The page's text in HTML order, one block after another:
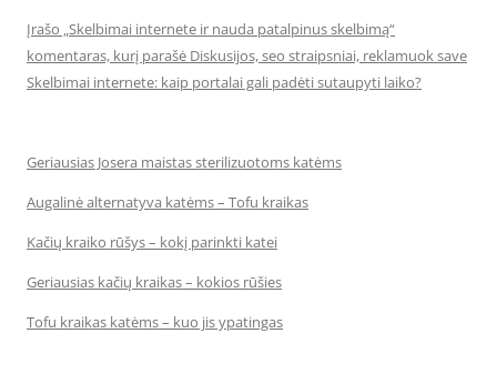
Įrašo „Skelbimai internete ir nauda patalpinus skelbimą“
komentaras, kurį parašė Diskusijos, seo straipsniai, reklamuok save
Skelbimai internete: kaip portalai gali padėti sutaupyti laiko?
Geriausias Josera maistas sterilizuotoms katėms
Augalinė alternatyva katėms – Tofu kraikas
Kačių kraiko rūšys – kokį parinkti katei
Geriausias kačių kraikas – kokios rūšies
Tofu kraikas katėms – kuo jis ypatingas